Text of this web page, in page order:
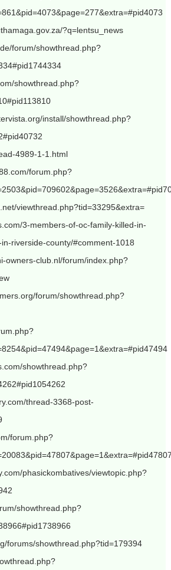
?q=lentsu_news
forum/showthread.php?
showthread.php?
install/showthread.php?
4989-1-1.html
forum.php?
viewthread.php?tid=33295&extra=
3-members-of-oc-family-killed-in-
riverside-county/#comment-1018
owners-club.nl/forum/index.php?
forum/showthread.php?
showthread.php?
thread-3368-post-
forum.php?
phasickombatives/viewtopic.php?
showthread.php?
forums/showthread.php?tid=179394